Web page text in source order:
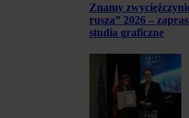
Znamy
rusza” 2026 –
studia graficzne